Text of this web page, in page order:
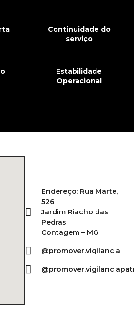
Continuidade do
serviço
Estabilidade
Operacional
Endereço: Rua Marte,
526
Jardim Riacho das
Pedras
Contagem – MG
@promover.vigilancia